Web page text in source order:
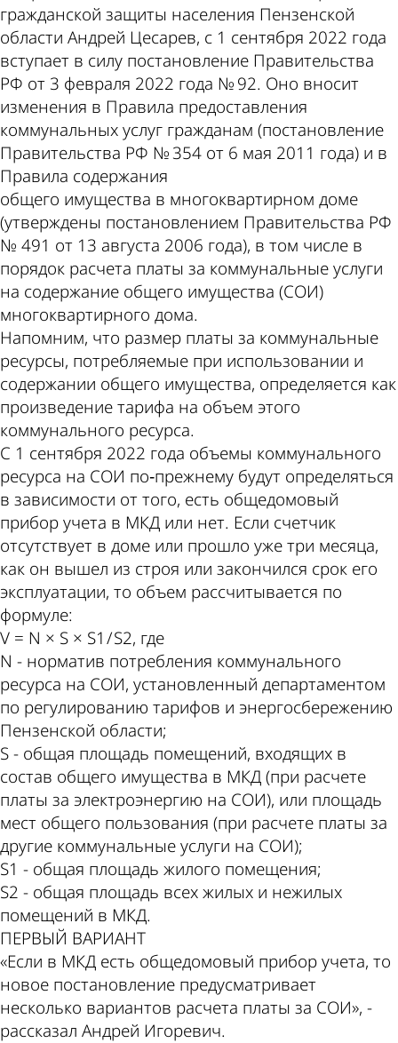
гражданской защиты населения Пензенской
области Андрей Цесарев, с 1 сентября 2022 года
вступает в силу постановление Правительства
РФ от 3 февраля 2022 года № 92. Оно вносит
изменения в Правила предоставления
коммунальных услуг гражданам (постановление
Правительства РФ № 354 от 6 мая 2011 года) и в
Правила содержания
общего имущества в многоквартирном доме
(утверждены постановлением Правительства РФ
№ 491 от 13 августа 2006 года), в том числе в
порядок расчета платы за коммунальные услуги
на содержание общего имущества (СОИ)
многоквартирного дома.
Напомним, что размер платы за коммунальные
ресурсы, потребляемые при использовании и
содержании общего имущества, определяется как
произведение тарифа на объем этого
коммунального ресурса.
С 1 сентября 2022 года объемы коммунального
ресурса на СОИ по‑прежнему будут определяться
в зависимости от того, есть общедомовый
прибор учета в МКД или нет. Если счетчик
отсутствует в доме или прошло уже три месяца,
как он вышел из строя или закончился срок его
эксплуатации, то объем рассчитывается по
формуле:
V = N × S × S1 / S2, где
N - норматив потребления коммунального
ресурса на СОИ, установленный департаментом
по регулированию тарифов и энергосбережению
Пензенской области;
S - общая площадь помещений, входящих в
состав общего имущества в МКД (при расчете
платы за электроэнергию на СОИ), или площадь
мест общего пользования (при расчете платы за
другие коммунальные услуги на СОИ);
S1 - общая площадь жилого помещения;
S2 - общая площадь всех жилых и нежилых
помещений в МКД.
ПЕРВЫЙ ВАРИАНТ
«Если в МКД есть общедомовый прибор учета, то
новое постановление предусматривает
несколько вариантов расчета платы за СОИ», -
рассказал Андрей Игоревич.